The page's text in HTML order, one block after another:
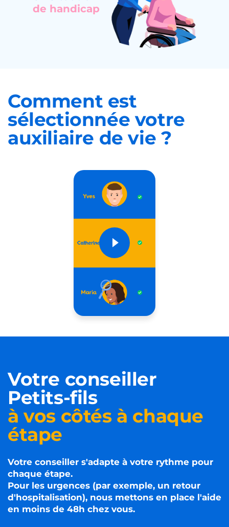
de handicap
Comment est
sélectionnée votre
auxiliaire de vie ?
Votre conseiller
Petits-fils
à vos côtés à chaque
étape
Votre conseiller s'adapte à votre rythme pour
chaque étape.
Pour les urgences (par exemple, un retour
d'hospitalisation), nous mettons en place l'aide
en moins de 48h chez vous.